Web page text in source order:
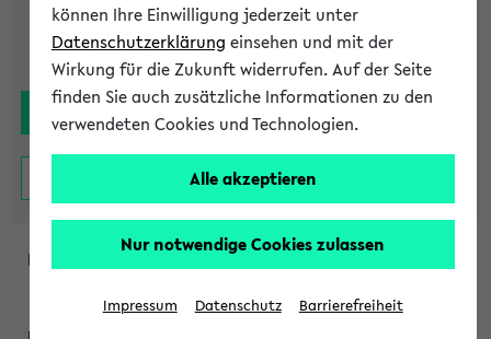
können Ihre Einwilligung jederzeit unter
Datenschutzerklärung einsehen und mit der
Wirkung für die Zukunft widerrufen. Auf der Seite
finden Sie auch zusätzliche Informationen zu den
verwendeten Cookies und Technologien.
Alle akzeptieren
Nur notwendige Cookies zulassen
Impressum Datenschutz Barrierefreiheit